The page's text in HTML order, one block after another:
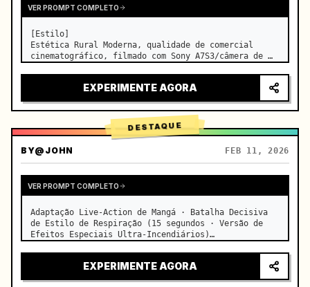
VER PROMPT COMPLETO
[Estilo]
Estética Rural Moderna, qualidade de comercial
cinematográfico, filmado com Sony A7S3/câmera de
iluminação natural transparente, ASMR curativo, sem
sensação de drama de época.
[Cena]
Uma cozinha moderna de f…
EXPERIMENTE AGORA
DESTAQUE
BY@JOHN FEB 11, 2026
VER PROMPT COMPLETO
Adaptação Live-Action de Mangá · Batalha Decisiva
de Estilo de Respiração (15 segundos · Versão de
Efeitos Especiais Ultra-Incendiários)
Dourado), duelo live-action e…
EXPERIMENTE AGORA